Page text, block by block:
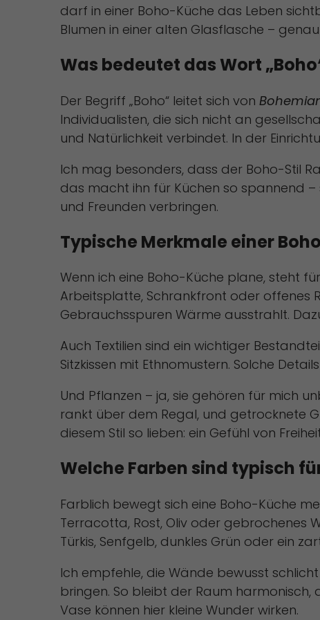
darf in einer Boho-Küche das Leben
Blumen in einer alten Glasflasche –
Was bedeutet das Wort
Der Begriff „Boho“ leitet sich von
Individualisten, die sich nicht an
und Natürlichkeit verbindet. In der
Ich mag besonders, dass der Boho-Stil
das macht ihn für Küchen so spannend –
und Freunden verbringen.
Typische Merkmale einer
Wenn ich eine Boho-Küche plane, steht
Arbeitsplatte, Schrankfront oder offenes
Gebrauchsspuren Wärme ausstrahlt.
Auch Textilien sind ein wichtiger
Sitzkissen mit Ethnomustern. Solche
Und Pflanzen – ja, sie gehören für mich
rankt über dem Regal, und getrocknete
diesem Stil so lieben: ein Gefühl von
Welche Farben sind typisch
Farblich bewegt sich eine Boho-Küche
Terracotta, Rost, Oliv oder gebrochenes
Türkis, Senfgelb, dunkles Grün oder ein
Ich empfehle, die Wände bewusst
bringen. So bleibt der Raum
Vase können hier kleine Wunder wirken.
bedarf